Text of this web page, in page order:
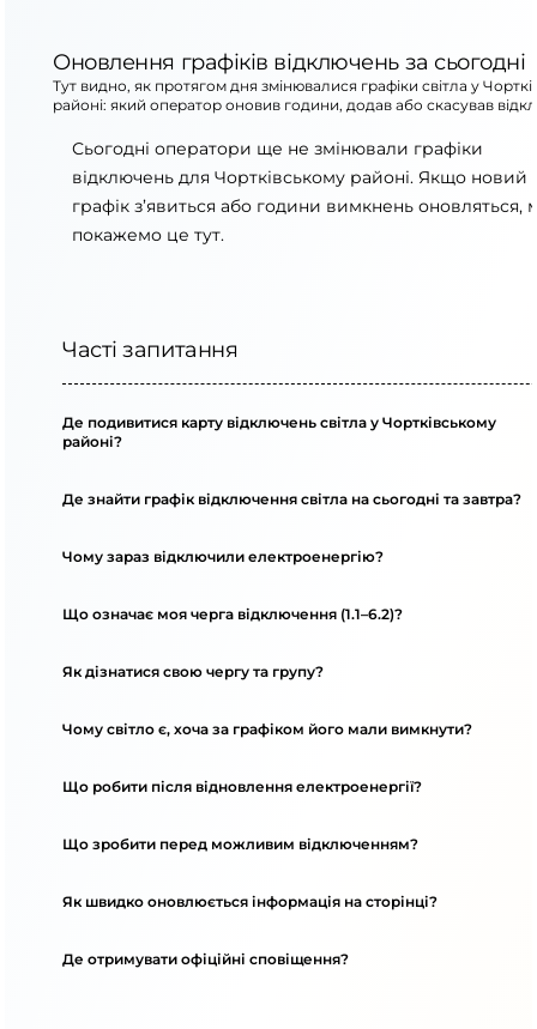
Оновлення графіків відключень за сьогодні
Тут видно, як протягом дня змінювалися графіки світла у
районі: який оператор оновив години, додав або скасував
Сьогодні оператори ще не змінювали графіки
відключень для Чортківському районі. Якщо новий
графік з’явиться або години вимкнень оновляться,
покажемо це тут.
Часті запитання
Де подивитися карту відключень світла у Чортківському
районі?
Де знайти графік відключення світла на сьогодні та завтра?
Чому зараз відключили електроенергію?
Що означає моя черга відключення (1.1–6.2)?
Як дізнатися свою чергу та групу?
Чому світло є, хоча за графіком його мали вимкнути?
Що робити після відновлення електроенергії?
Що зробити перед можливим відключенням?
Як швидко оновлюється інформація на сторінці?
Де отримувати офіційні сповіщення?